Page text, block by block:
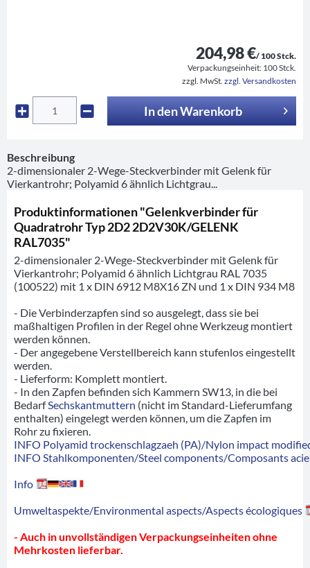
204,98 €/ 100 Stck.
Verpackungseinheit: 100 Stck.
zzgl. MwSt. zzgl. Versandkosten
In denWarenkorb
Beschreibung
2-dimensionaler 2-Wege-Steckverbinder mit Gelenk für
Vierkantrohr; Polyamid 6 ähnlich Lichtgrau...
Produktinformationen "Gelenkverbinder für
Quadratrohr Typ 2D2 2D2V30K/GELENK
RAL7035"
2-dimensionaler 2-Wege-Steckverbinder mit Gelenk für
Vierkantrohr; Polyamid 6 ähnlich Lichtgrau RAL 7035
(100522) mit 1 x DIN 6912 M8X16 ZN und 1 x DIN 934 M8
- Die Verbinderzapfen sind so ausgelegt, dass sie bei
maßhaltigen Profilen in der Regel ohne Werkzeug montiert
werden können.
- Der angegebene Verstellbereich kann stufenlos eingestellt
werden.
- Lieferform: Komplett montiert.
- In den Zapfen befinden sich Kammern SW13, in die bei
BedarfSechskantmuttern (nicht im Standard-Lieferumfang
enthalten) eingelegt werden können, um die Zapfen im
Rohr zu fixieren.
INFO Polyamid trockenschlagzaeh (PA)/Nylon impact
INFO Stahlkomponenten/Steel components/Composants
Info
Umweltaspekte/Environmental aspects/Aspects écologiques
- Auch in unvollständigen Verpackungseinheiten ohne
Mehrkosten lieferbar.